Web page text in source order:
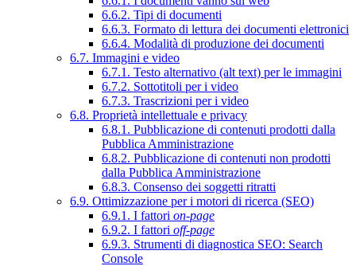
6.6.2. Tipi di documenti
6.6.3. Formato di lettura dei documenti elettronici
6.6.4. Modalità di produzione dei documenti
6.7. Immagini e video
6.7.1. Testo alternativo (alt text) per le immagini
6.7.2. Sottotitoli per i video
6.7.3. Trascrizioni per i video
6.8. Proprietà intellettuale e privacy
6.8.1. Pubblicazione di contenuti prodotti dalla
Pubblica Amministrazione
6.8.2. Pubblicazione di contenuti non prodotti
dalla Pubblica Amministrazione
6.8.3. Consenso dei soggetti ritratti
6.9. Ottimizzazione per i motori di ricerca (SEO)
6.9.1. I fattori on-page
6.9.2. I fattori off-page
6.9.3. Strumenti di diagnostica SEO: Search
Console